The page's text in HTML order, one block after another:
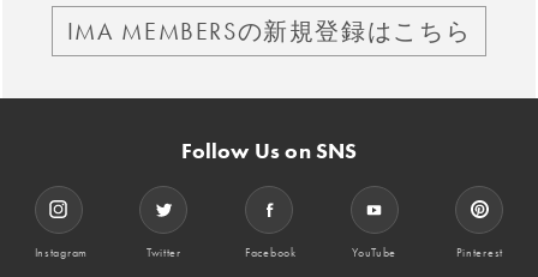
IMA MEMBERSの新規登録はこちら
Follow Us on SNS
Instagram Twitter Facebook YouTube Pinterest